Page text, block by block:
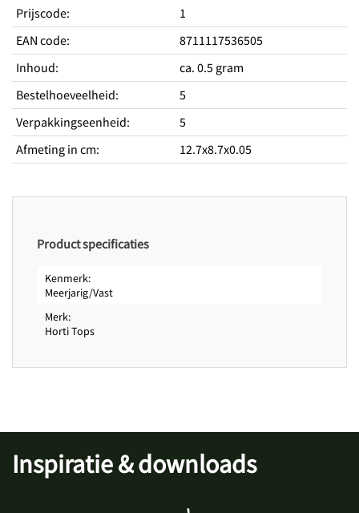
Standplaats
Standplaats licht
Half schaduw
Hoogte
Periodes
Zaaitijd buiten van
Zaaitijd buiten tot
juli
Bloeitijd van
Bloeitijd tot
augustus
Prijscode:
1
EAN code:
8711117536505
Inhoud:
ca. 0.5 gram
Bestelhoeveelheid:
5
Verpakkingseenheid:
5
Afmeting in cm: 12.7x8.7x0.05
Product specificaties
Kenmerk
Meerjarig/Vast
Merk
Horti Tops
Inspiratie & downloads